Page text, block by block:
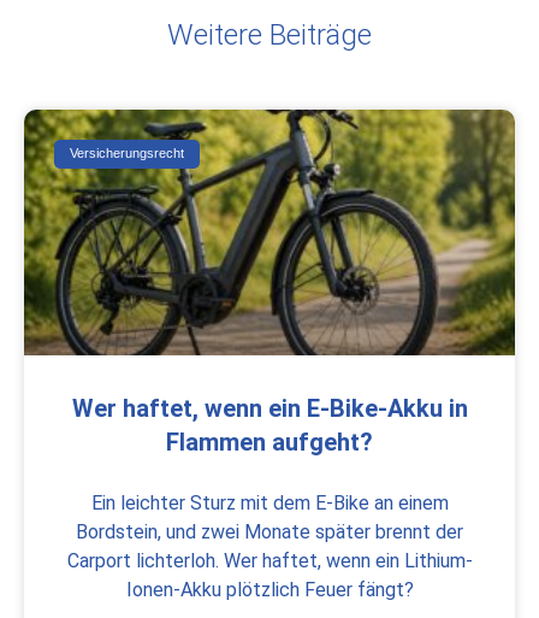
Weitere Beiträge
Versicherungsrecht
Wer haftet, wenn ein E-Bike-Akku in
Flammen aufgeht?
Ein leichter Sturz mit dem E-Bike an einem
Bordstein, und zwei Monate später brennt der
Carport lichterloh. Wer haftet, wenn ein Lithium-
Ionen-Akku plötzlich Feuer fängt?